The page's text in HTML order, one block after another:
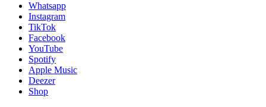
Whatsapp
Instagram
TikTok
Facebook
YouTube
Spotify
Apple Music
Deezer
Shop